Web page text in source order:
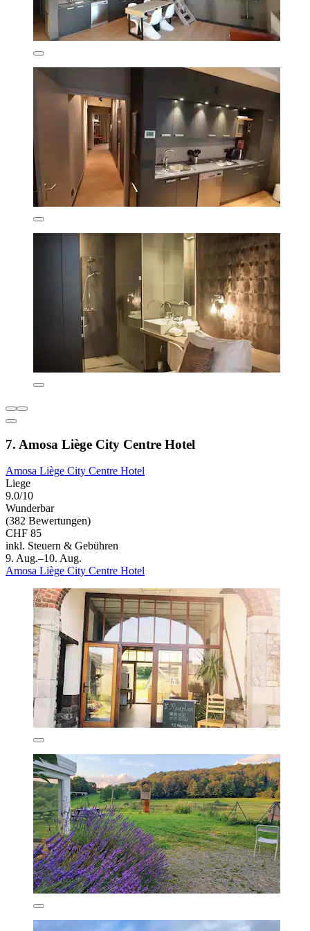
7. Amosa Liège City Centre Hotel
Amosa Liège City Centre Hotel
Liege
9.0/10
Wunderbar
(382 Bewertungen)
CHF 85
inkl. Steuern & Gebühren
9. Aug.–10. Aug.
Amosa Liège City Centre Hotel